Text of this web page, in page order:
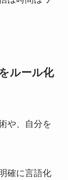
ルール化
や、自分を
確に言語化